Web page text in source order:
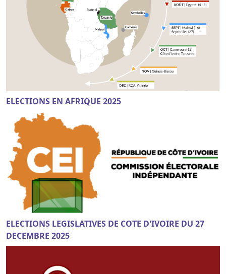
ELECTIONS EN AFRIQUE 2025
ELECTIONS LEGISLATIVES DE COTE D'IVOIRE DU 27
DECEMBRE 2025